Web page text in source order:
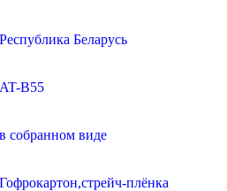
Республика Беларусь
AT-B55
в собранном виде
Гофрокартон,стрейч-плёнка